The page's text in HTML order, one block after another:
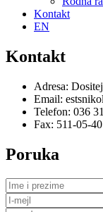
Kontakt
EN
Kontakt
Adresa:
Email:
Telefon: 036
Fax: 511-05-40
Poruka